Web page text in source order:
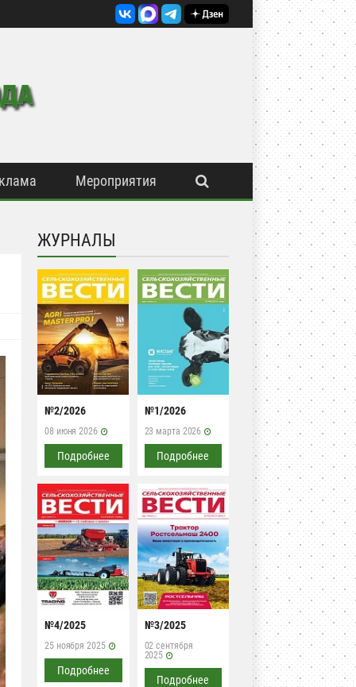
Мероприятия
ЖУРНАЛЫ
№2/2026
08 июня 2026
Подробнее
№1/2026
23 марта 2026
Подробнее
№4/2025
25 ноября 2025
Подробнее
№3/2025
02 сентября
2025
Подробнее